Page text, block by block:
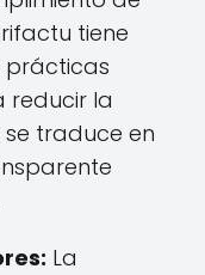
tiene
prácticas
reducir la
traduce en
La